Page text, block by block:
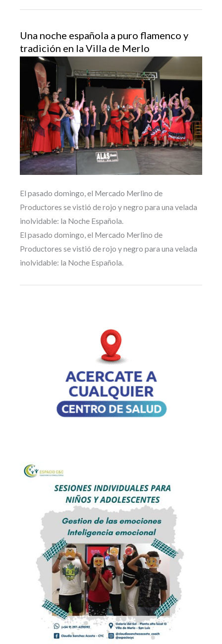
Una noche española a puro flamenco y
tradición en la Villa de Merlo
El pasado domingo, el Mercado Merlino de
Productores se vistió de rojo y negro para una velada
inolvidable: la Noche Española.
El pasado domingo, el Mercado Merlino de
Productores se vistió de rojo y negro para una velada
inolvidable: la Noche Española.